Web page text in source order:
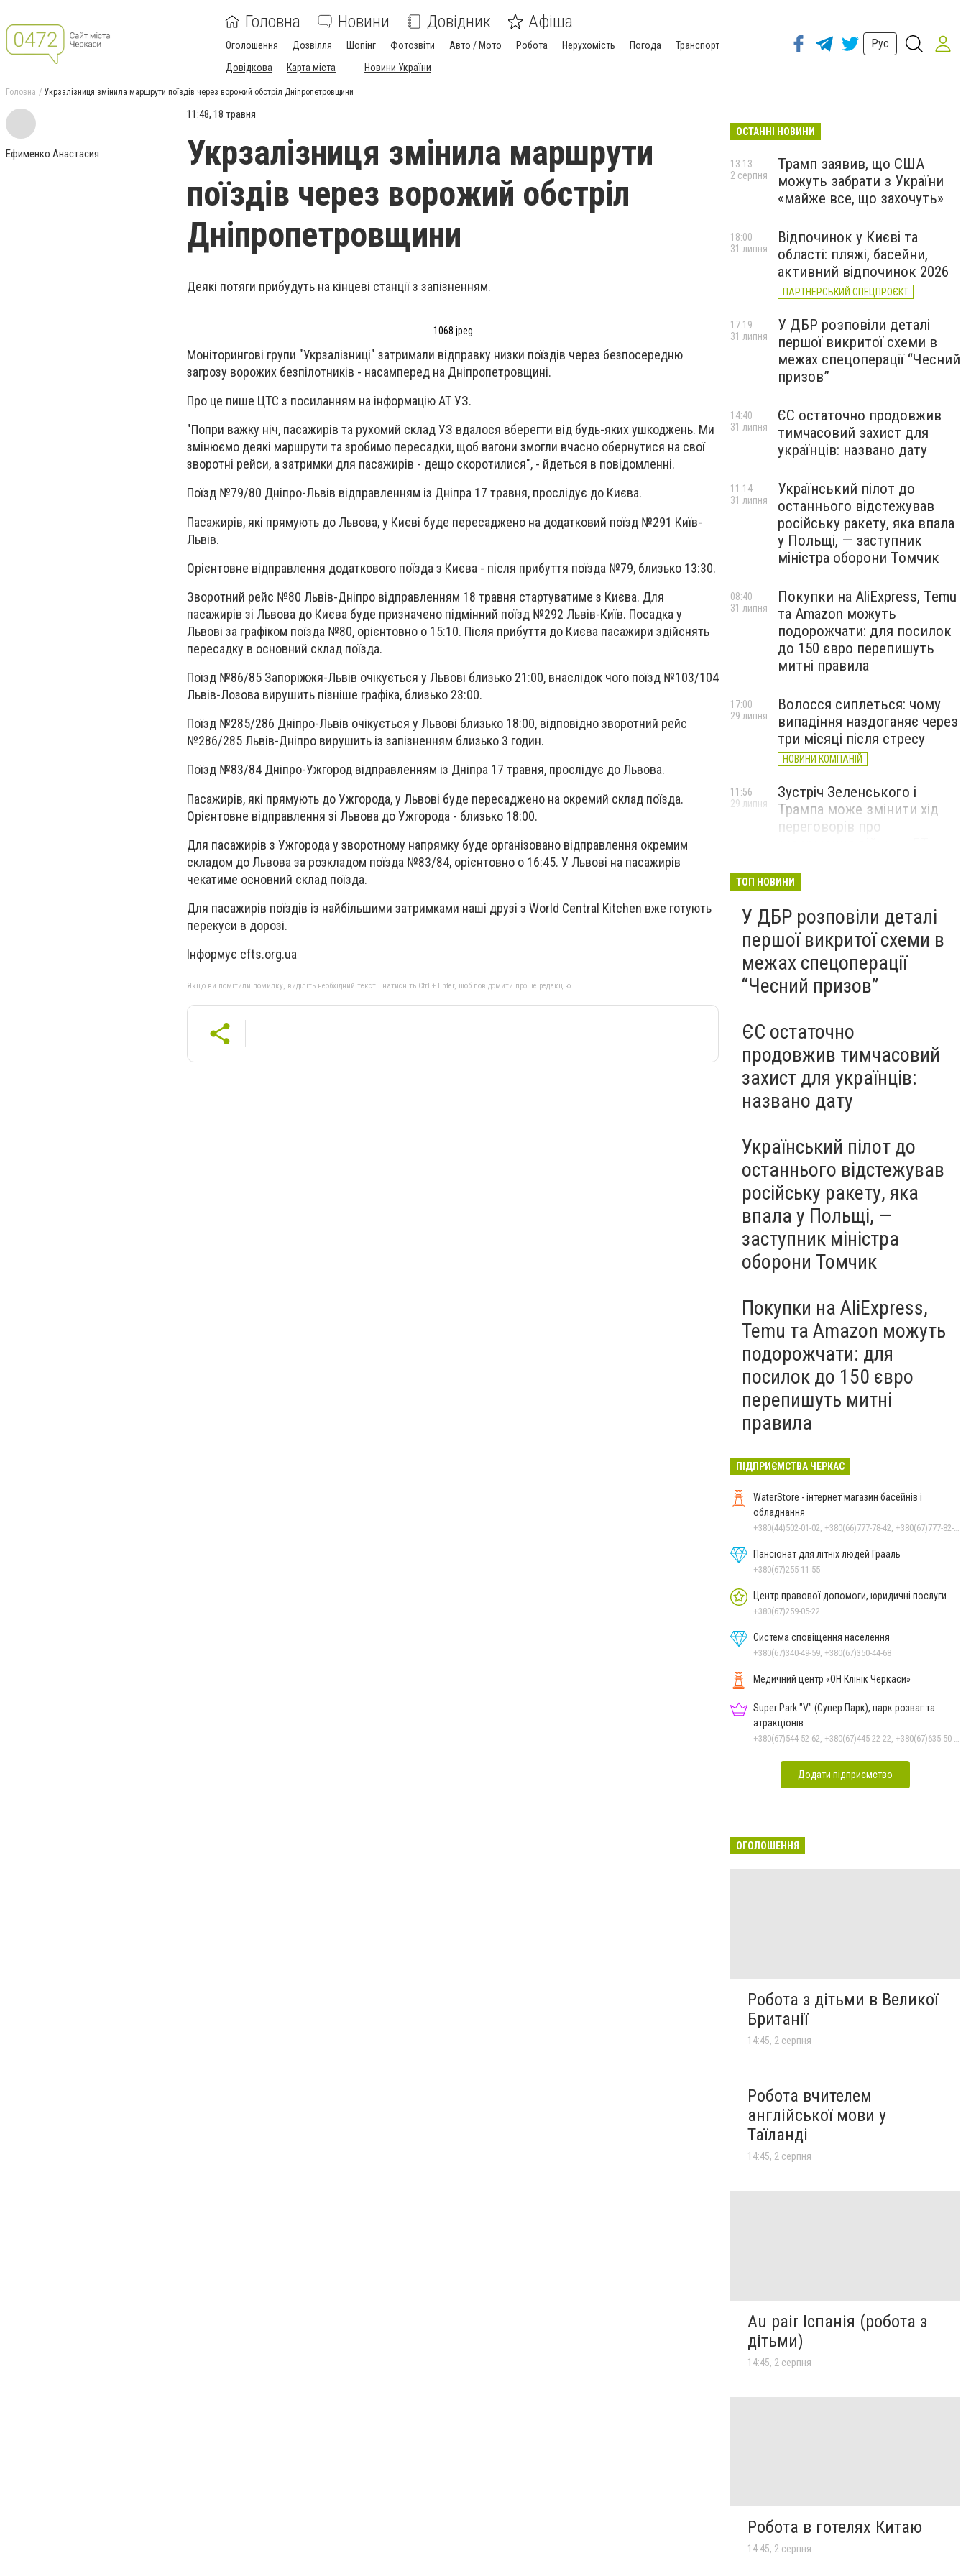
Головна Новини Довідник Афіша
Оголошення Дозвілля Шопінг Фотозвіти Авто / Мото Робота Нерухомість Погода
Транспорт
Довідкова
Карта міста Новини України
Рус
Головна Укрзалізниця змінила маршрути поїздів через ворожий обстріл Дніпропетровщини
Ефименко Анастасия
11:48, 18 травня
Укрзалізниця змінила маршрути
поїздів через ворожий обстріл
Дніпропетровщини
Деякі потяги прибудуть на кінцеві станції з запізненням.
1068.jpeg
Моніторингові групи "Укрзалізниці" затримали відправку низки поїздів через безпосередню
загрозу ворожих безпілотників - насамперед на Дніпропетровщині.
Про це пише ЦТС з посиланням на інформацію АТ УЗ.
"Попри важку ніч, пасажирів та рухомий склад УЗ вдалося вберегти від будь-яких ушкоджень. Ми
змінюємо деякі маршрути та зробимо пересадки, щоб вагони змогли вчасно обернутися на свої
зворотні рейси, а затримки для пасажирів - дещо скоротилися", - йдеться в повідомленні.
Поїзд №79/80 Дніпро-Львів відправленням із Дніпра 17 травня, прослідує до Києва.
Пасажирів, які прямують до Львова, у Києві буде пересаджено на додатковий поїзд №291 Київ-
Львів.
Орієнтовне відправлення додаткового поїзда з Києва - після прибуття поїзда №79, близько 13:30.
Зворотний рейс №80 Львів-Дніпро відправленням 18 травня стартуватиме з Києва. Для
пасажирів зі Львова до Києва буде призначено підмінний поїзд №292 Львів-Київ. Посадка у
Львові за графіком поїзда №80, орієнтовно о 15:10. Після прибуття до Києва пасажири здійснять
пересадку в основний склад поїзда.
Поїзд №86/85 Запоріжжя-Львів очікується у Львові близько 21:00, внаслідок чого поїзд №103/104
Львів-Лозова вирушить пізніше графіка, близько 23:00.
Поїзд №285/286 Дніпро-Львів очікується у Львові близько 18:00, відповідно зворотний рейс
№286/285 Львів-Дніпро вирушить із запізненням близько 3 годин.
Поїзд №83/84 Дніпро-Ужгород відправленням із Дніпра 17 травня, прослідує до Львова.
Пасажирів, які прямують до Ужгорода, у Львові буде пересаджено на окремий склад поїзда.
Орієнтовне відправлення зі Львова до Ужгорода - близько 18:00.
Для пасажирів з Ужгорода у зворотному напрямку буде організовано відправлення окремим
складом до Львова за розкладом поїзда №83/84, орієнтовно о 16:45. У Львові на пасажирів
чекатиме основний склад поїзда.
Для пасажирів поїздів із найбільшими затримками наші друзі з World Central Kitchen вже готують
перекуси в дорозі.
Інформує cfts.org.ua
Якщо ви помітили помилку, виділіть необхідний текст і натисніть Ctrl + Enter, щоб повідомити про це редакцію
ОСТАННІ НОВИНИ
Трамп заявив, що США
можуть забрати з України
«майже все, що захочуть»
13:13
2 серпня
Відпочинок у Києві та
області: пляжі, басейни,
активний відпочинок 2026
ПАРТНЕРСЬКИЙ СПЕЦПРОЄКТ
18:00
31 липня
У ДБР розповіли деталі
першої викритої схеми в
межах спецоперації “Чесний
призов”
17:19
31 липня
ЄС остаточно продовжив
тимчасовий захист для
українців: названо дату
14:40
31 липня
Український пілот до
останнього відстежував
російську ракету, яка впала
у Польщі, — заступник
міністра оборони Томчик
11:14
31 липня
Покупки на AliExpress, Temu
та Amazon можуть
подорожчати: для посилок
до 150 євро перепишуть
митні правила
08:40
31 липня
Волосся сиплеться: чому
випадіння наздоганяє через
три місяці після стресу
НОВИНИ КОМПАНІЙ
17:00
29 липня
Зустріч Зеленського і
Трампа може змінити хід
переговорів про
11:56
29 липня
ТОП НОВИНИ
У ДБР розповіли деталі
першої викритої схеми в
межах спецоперації
“Чесний призов”
ЄС остаточно
продовжив тимчасовий
захист для українців:
названо дату
Український пілот до
останнього відстежував
російську ракету, яка
впала у Польщі, —
заступник міністра
оборони Томчик
Покупки на AliExpress,
Temu та Amazon можуть
подорожчати: для
посилок до 150 євро
перепишуть митні
правила
ПІДПРИЄМСТВА ЧЕРКАС
WaterStore - інтернет магазин басейнів і
обладнання
+380(44)502-01-02, +380(66)777-78-42, +380(67)777-82-19, +380(67)890-80-80, +380(73)890-80-80, +380(44)502-01-03
Пансіонат для літніх людей Грааль
+380(67)255-11-55
Центр правової допомоги, юридичні послуги
+380(67)259-05-22
Система сповіщення населення
+380(67)340-49-59, +380(67)350-44-68
Медичний центр «ОН Клінік Черкаси»
Super Park "V" (Супер Парк), парк розваг та
атракціонів
+380(67)544-52-62, +380(67)445-22-22, +380(67)635-50-50
Додати підприємство
ОГОЛОШЕННЯ
Робота з дітьми в Великої
Британії
14:45, 2 серпня
Робота вчителем
англійської мови у
Таїланді
14:45, 2 серпня
Au pair Іспанія (робота з
дітьми)
14:45, 2 серпня
Робота в готелях Китаю
14:45, 2 серпня